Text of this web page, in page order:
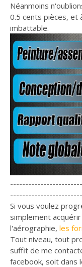
Néanmoins
0.5 cents pièces, et
imbattable.
Si vous voulez
simplement
l'aérographie, les
Tout niveau, tout
suffit de me
facebook, soit dans